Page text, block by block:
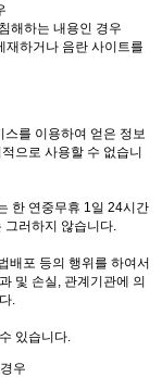
해하는 내용인 경우
재하거나 음란 사이트를
를 이용하여 얻은 정보
으로 사용할 수 없습니
한 연중무휴 1일 24시간
그러하지 않습니다.
배포 등의 행위를 하여서
및 손실, 관계기관에 의
.
있습니다.
우